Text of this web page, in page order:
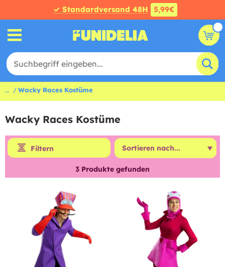
✓ Standardversand 48H 5,99€
... Wacky Races Kostüme
Wacky Races Kostüme
Filtern
3 Produkte gefunden